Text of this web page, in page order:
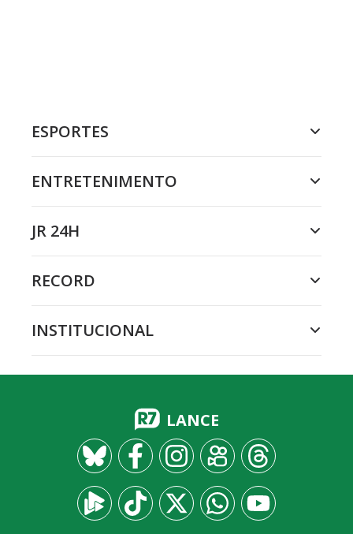
ESPORTES
ENTRETENIMENTO
JR 24H
RECORD
INSTITUCIONAL
LANCE